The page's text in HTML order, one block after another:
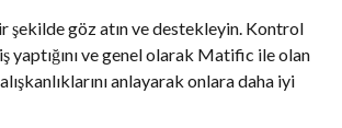
şekilde göz atın ve destekleyin. Kontrol
ve genel olarak Matific ile olan
anlayarak onlara daha iyi